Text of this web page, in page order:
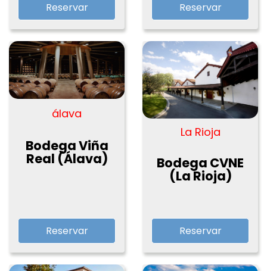
Reservar Reservar
álava
Bodega Viña
Real (Álava)
Reservar
La Rioja
Bodega CVNE
(La Rioja)
Reservar